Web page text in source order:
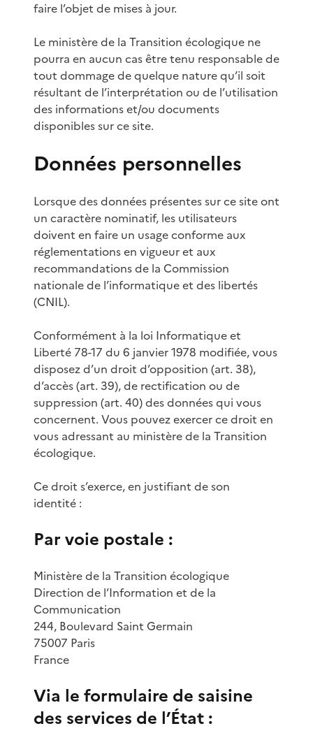
faire l’objet de mises à jour.
Le ministère de la Transition écologique ne
pourra en aucun cas être tenu responsable de
tout dommage de quelque nature qu’il soit
résultant de l’interprétation ou de l’utilisation
des informations et/ou documents
disponibles sur ce site.
Données personnelles
Lorsque des données présentes sur ce site ont
un caractère nominatif, les utilisateurs
doivent en faire un usage conforme aux
réglementations en vigueur et aux
recommandations de la Commission
nationale de l’informatique et des libertés
(CNIL).
Conformément à la loi Informatique et
Liberté 78-17 du 6 janvier 1978 modifiée, vous
disposez d’un droit d’opposition (art. 38),
d’accès (art. 39), de rectification ou de
suppression (art. 40) des données qui vous
concernent. Vous pouvez exercer ce droit en
vous adressant au ministère de la Transition
écologique.
Ce droit s’exerce, en justifiant de son
identité :
Par voie postale :
Ministère de la Transition écologique
Direction de l’Information et de la
Communication
244, Boulevard Saint Germain
75007 Paris
France
Via le formulaire de saisine
des services de l’État :